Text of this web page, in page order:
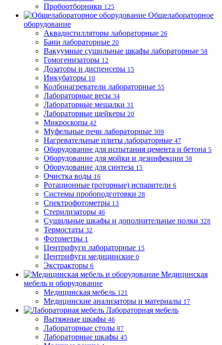
Пробоотборники 125
Общелабораторное
оборудование
Аквадистилляторы лабораторные 26
Бани лабораторные 20
Вакуумные сушильные шкафы лабораторные 58
Гомогенизаторы 12
Дозаторы и диспенсеры 15
Инкубаторы 10
Колбонагреватели лабораторные 55
Лабораторные весы 34
Лабораторные мешалки 31
Лабораторные шейкеры 20
Микроскопы 42
Муфельные печи лабораторные 309
Нагревательные плиты лабораторные 47
Оборудование для испытания цемента и бетона 5
Оборудование для мойки и дезинфекции 38
Оборудование для синтеза 15
Очистка воды 16
Ротационные (роторные) испарители 6
Системы пробоподготовки 28
Спектрофотометры 13
Стерилизаторы 46
Сушильные шкафы и дополнительные полки 328
Термостаты 32
Фотометры 1
Центрифуги лабораторные 15
Центрифуги медицинские 0
Экстракторы 6
Медицинская
мебель и оборудование
Медицинская мебель 121
Медицинские анализаторы и материалы 17
Лабораторная мебель
Вытяжные шкафы 46
Лабораторные столы 87
Лабораторные шкафы 45